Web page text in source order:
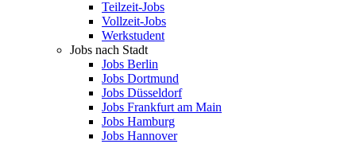
Teilzeit-Jobs
Vollzeit-Jobs
Werkstudent
Jobs nach Stadt
Jobs Berlin
Jobs Dortmund
Jobs Düsseldorf
Jobs Frankfurt am Main
Jobs Hamburg
Jobs Hannover